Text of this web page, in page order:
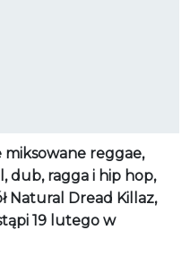
miksowane reggae,
dub, ragga i hip hop,
Natural Dread Killaz,
19 lutego w